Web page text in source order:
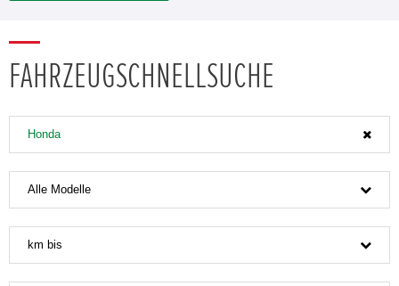
FAHRZEUGSCHNELLSUCHE
Honda
Alle Modelle
km bis